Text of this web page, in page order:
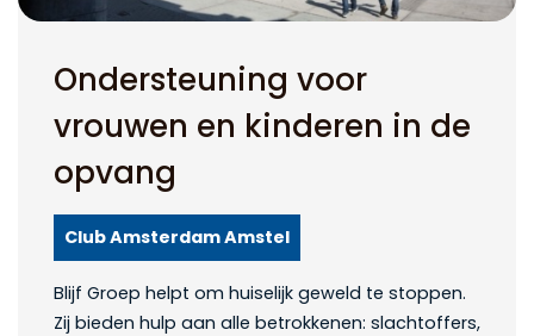
Ondersteuning voor
vrouwen en kinderen in de
opvang
Club Amsterdam Amstel
Blijf Groep helpt om huiselijk geweld te stoppen.
Zij bieden hulp aan alle betrokkenen: slachtoffers,